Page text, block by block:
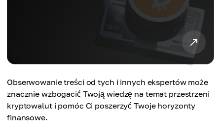
Obserwowanie treści od tych i innych ekspertów może
znacznie wzbogacić Twoją wiedzę na temat przestrzeni
kryptowalut i pomóc Ci poszerzyć Twoje horyzonty
finansowe.